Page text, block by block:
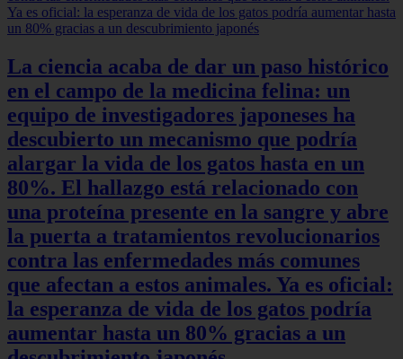
La ciencia acaba de dar un paso histórico
en el campo de la medicina felina: un
equipo de investigadores japoneses ha
descubierto un mecanismo que podría
alargar la vida de los gatos hasta en un
80%. El hallazgo está relacionado con
una proteína presente en la sangre y abre
la puerta a tratamientos revolucionarios
contra las enfermedades más comunes
que afectan a estos animales. Ya es oficial:
la esperanza de vida de los gatos podría
aumentar hasta un 80% gracias a un